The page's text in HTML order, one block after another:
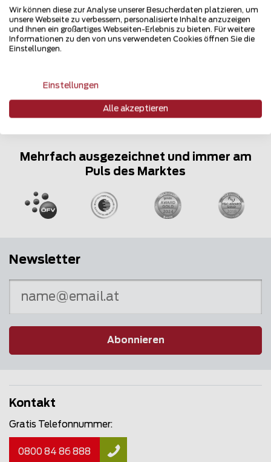
Teilen Sie den Beitrag
Erzählen Sie davon...
Mehrfach ausgezeichnet und immer am
Puls des Marktes
Newsletter
Abonnieren
Kontakt
Gratis Telefonnummer:
0800 84 86 888
Wir können diese zur Analyse unserer Besucherdaten platzieren, um
unsere Webseite zu verbessern, personalisierte Inhalte anzuzeigen
und Ihnen ein großartiges Webseiten-Erlebnis zu bieten. Für weitere
Informationen zu den von uns verwendeten Cookies öffnen Sie die
Einstellungen.
Einstellungen
Alle akzeptieren